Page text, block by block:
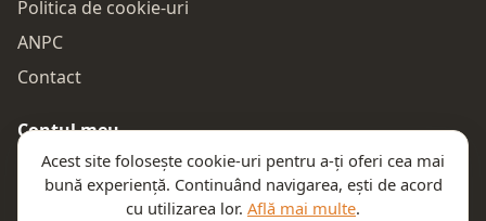
Politica de cookie-uri
ANPC
Contact
Contul meu
Autentificare
Comenzile mele
Acest site folosește cookie-uri pentru a-ți oferi cea mai
bună experiență. Continuând navigarea, ești de acord
cu utilizarea lor. Află mai multe.